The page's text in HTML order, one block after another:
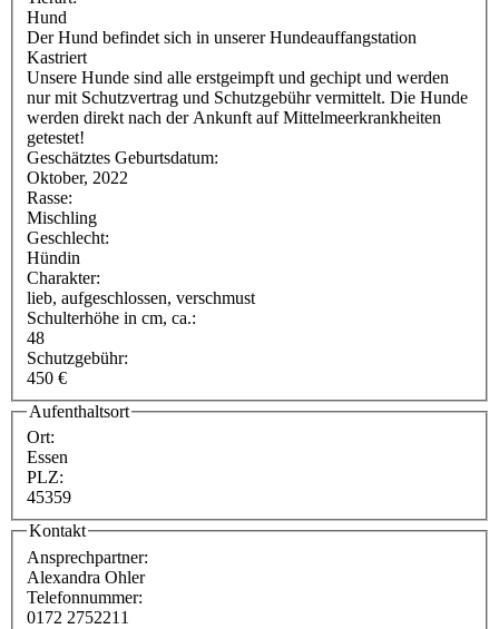
Hund
Der Hund befindet sich in unserer Hundeauffangstation
Kastriert
Unsere Hunde sind alle erstgeimpft und gechipt und werden
nur mit Schutzvertrag und Schutzgebühr vermittelt. Die Hunde
werden direkt nach der Ankunft auf Mittelmeerkrankheiten
getestet!
Geschätztes Geburtsdatum:
Oktober, 2022
Rasse:
Mischling
Geschlecht:
Hündin
Charakter:
lieb, aufgeschlossen, verschmust
Schulterhöhe in cm, ca.:
48
Schutzgebühr:
450 €
Aufenthaltsort
Ort:
Essen
PLZ:
45359
Kontakt
Ansprechpartner:
Alexandra Ohler
Telefonnummer:
0172 2752211